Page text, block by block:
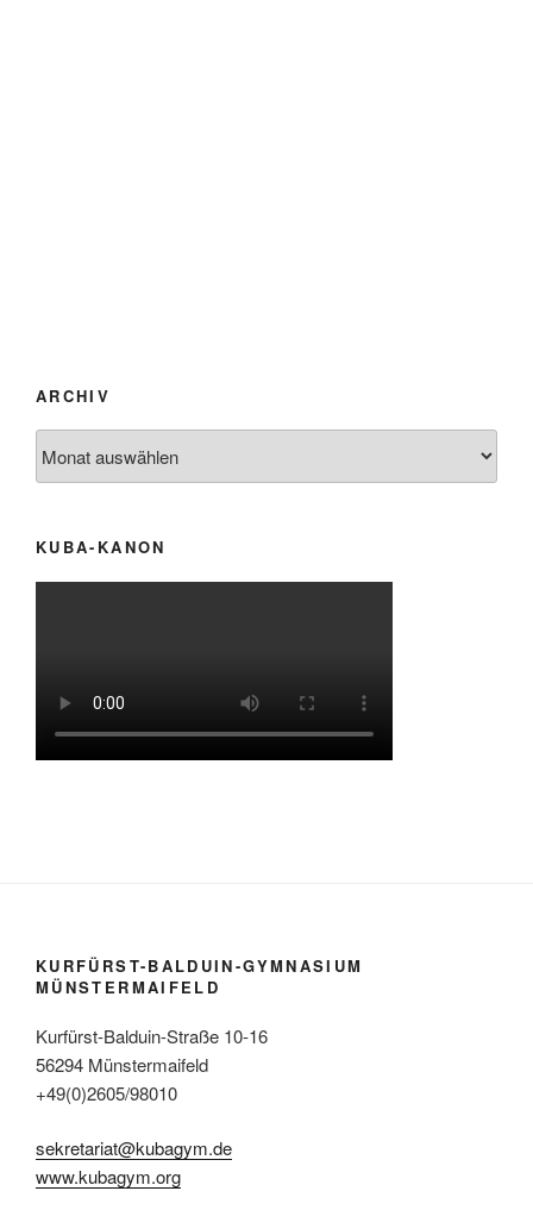
ARCHIV
KUBA-KANON
KURFÜRST-BALDUIN-GYMNASIUM
MÜNSTERMAIFELD
Kurfürst-Balduin-Straße 10-16
56294 Münstermaifeld
+49(0)2605/98010
sekretariat@kubagym.de
www.kubagym.org